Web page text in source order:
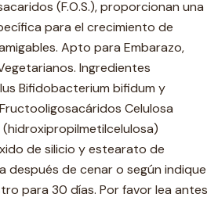
(F.O.S.), proporcionan una
para el crecimiento de
Apto para Embarazo,
Ingredientes
Bifidobacterium bifidum y
Celulosa
de silicio y estearato de
después de cenar o según indique
para 30 días. Por favor lea antes